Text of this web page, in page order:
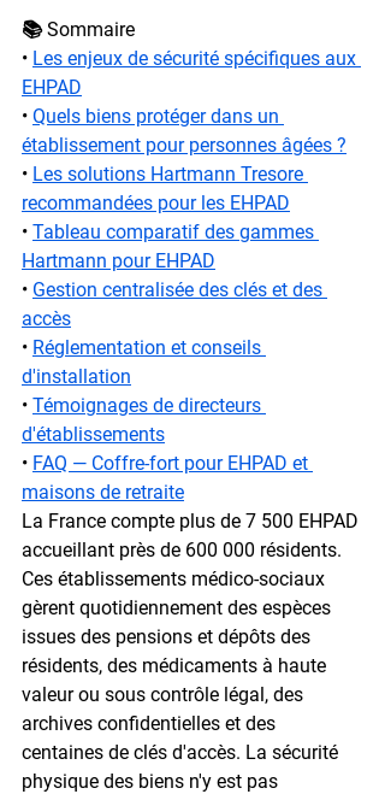
📚 Sommaire
• Les enjeux de sécurité spécifiques aux
EHPAD
• Quels biens protéger dans un
établissement pour personnes âgées ?
• Les solutions Hartmann Tresore
recommandées pour les EHPAD
• Tableau comparatif des gammes
Hartmann pour EHPAD
• Gestion centralisée des clés et des
accès
• Réglementation et conseils
d'installation
• Témoignages de directeurs
d'établissements
• FAQ — Coffre-fort pour EHPAD et
maisons de retraite
La France compte plus de 7 500 EHPAD
accueillant près de 600 000 résidents.
Ces établissements médico-sociaux
gèrent quotidiennement des espèces
issues des pensions et dépôts des
résidents, des médicaments à haute
valeur ou sous contrôle légal, des
archives confidentielles et des
centaines de clés d'accès. La sécurité
physique des biens n'y est pas